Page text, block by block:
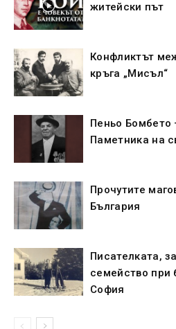
житейски път
Конфликтът
кръга „Мисъл“
Пеньо Бомбето
Паметника на
Прочутите
България
Писателката,
семейство при
София